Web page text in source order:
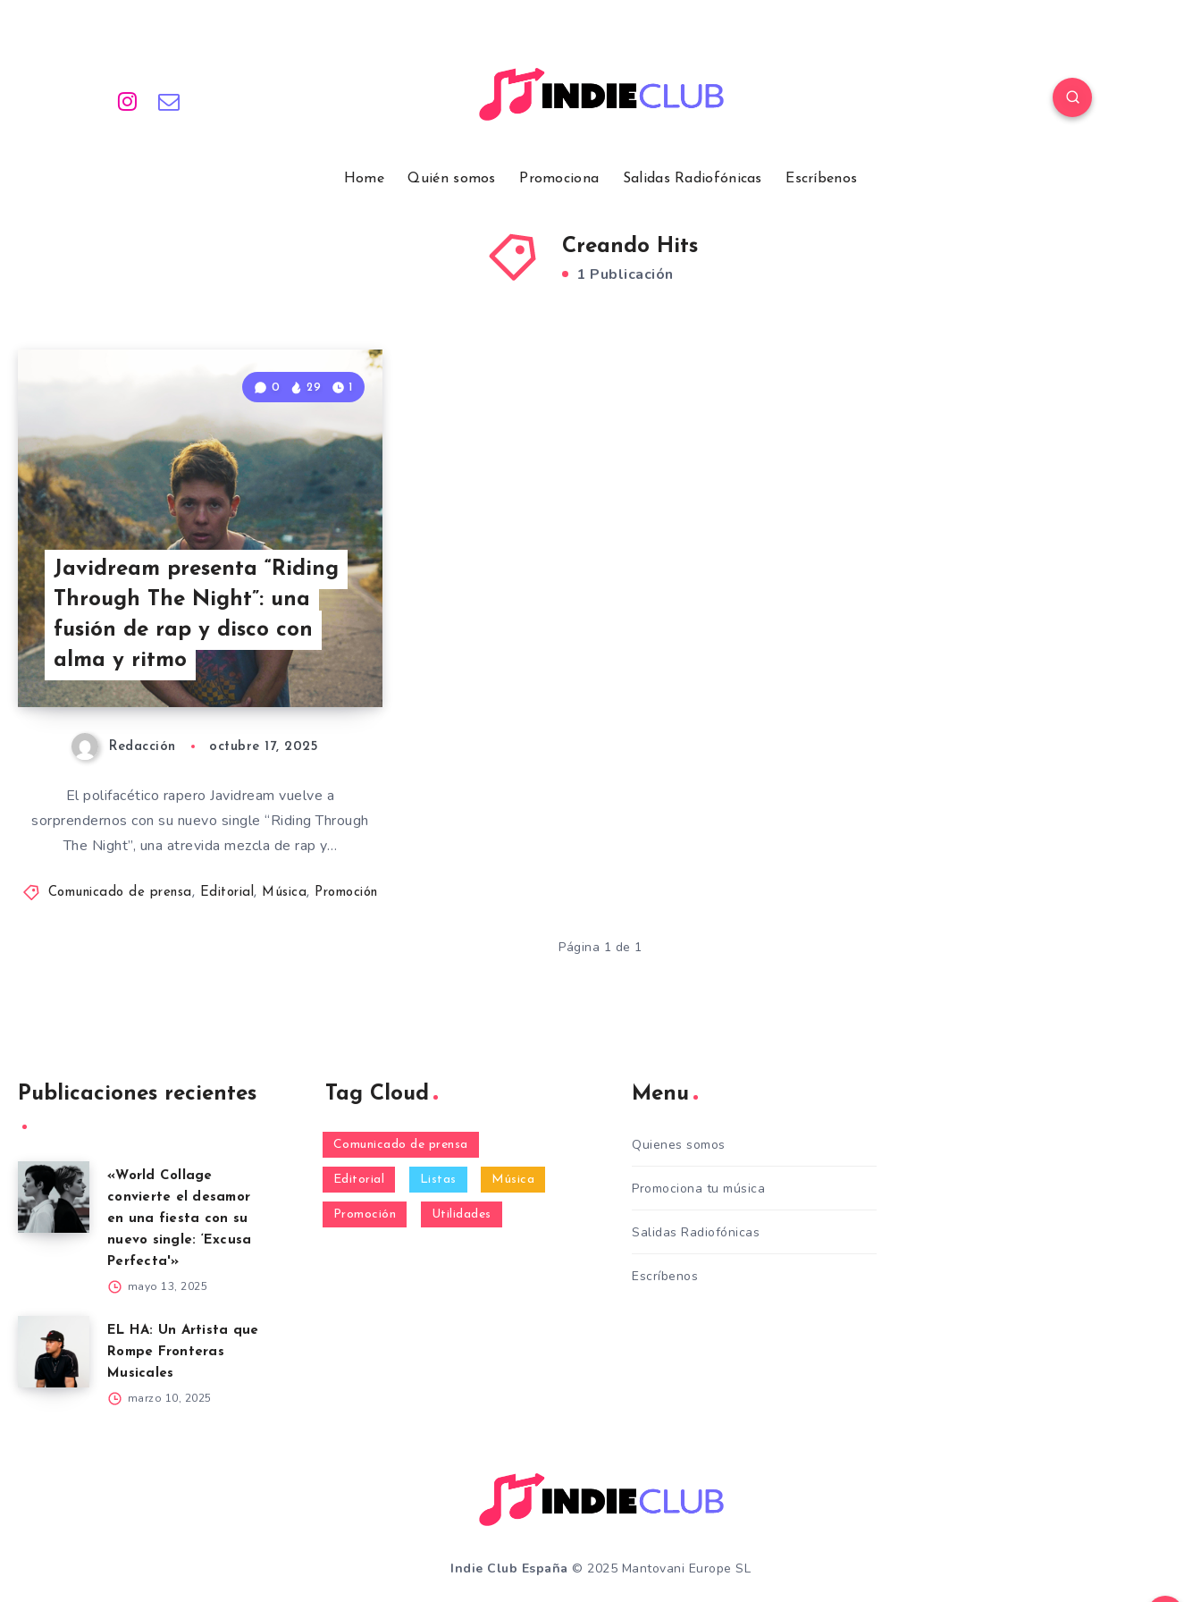
Home Quién somos Promociona Salidas Radiofónicas Escríbenos
Creando Hits
1 Publicación
Javidream presenta “Riding
Through The Night”: una
fusión de rap y disco con
alma y ritmo
0 29 1
Redacción octubre 17, 2025
El polifacético rapero Javidream vuelve a
sorprendernos con su nuevo single “Riding Through
The Night”, una atrevida mezcla de rap y…
Comunicado de prensa, Editorial, Música, Promoción
Página 1 de 1
Publicaciones recientes
«World Collage
convierte el desamor
en una fiesta con su
nuevo single: ‘Excusa
Perfecta'»
mayo 13, 2025
EL HA: Un Artista que
Rompe Fronteras
Musicales
marzo 10, 2025
Tag Cloud
Comunicado de prensa
Editorial Listas Música
Promoción Utilidades
Menu
Quienes somos
Promociona tu música
Salidas Radiofónicas
Escríbenos
Indie Club España © 2025 Mantovani Europe SL